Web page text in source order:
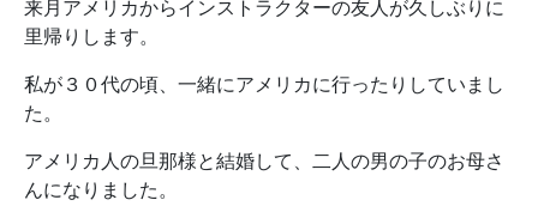
来月アメリカからインストラクターの友人が久しぶりに
里帰りします。
私が３０代の頃、一緒にアメリカに行ったりしていまし
た。
アメリカ人の旦那様と結婚して、二人の男の子のお母さ
んになりました。